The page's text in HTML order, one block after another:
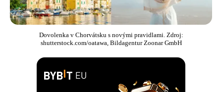
Dovolenka v Chorvátsku s novými pravidlami. Zdroj:
shutterstock.com/oatawa, Bildagentur Zoonar GmbH